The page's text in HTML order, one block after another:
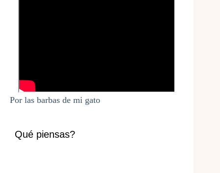
Por las barbas de mi gato
Qué piensas?